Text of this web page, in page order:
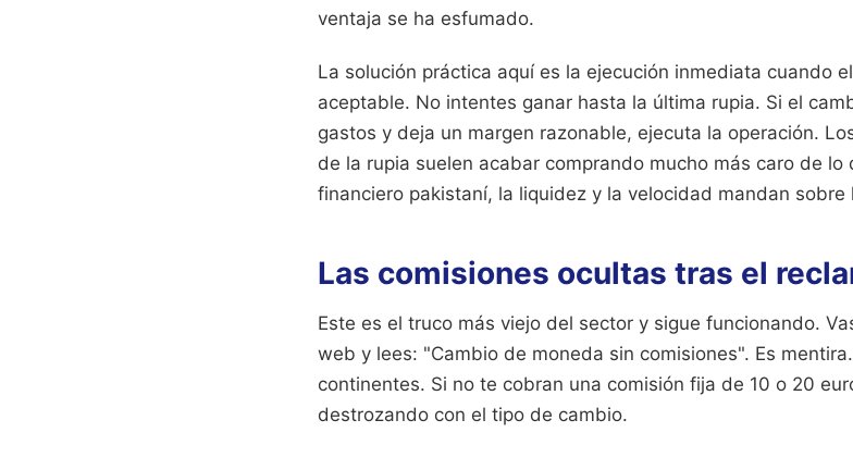
ventaja se ha esfumado.
La solución práctica aquí es la ejecución inmediata cuando
aceptable. No intentes ganar hasta la última rupia. Si el
gastos y deja un margen razonable, ejecuta la operación.
de la rupia suelen acabar comprando mucho más caro de lo
financiero pakistaní, la liquidez y la velocidad mandan sobre
Las comisiones ocultas tras el
Este es el truco más viejo del sector y sigue funcionando.
web y lees: "Cambio de moneda sin comisiones". Es
continentes. Si no te cobran una comisión fija de 10 o 20
destrozando con el tipo de cambio.